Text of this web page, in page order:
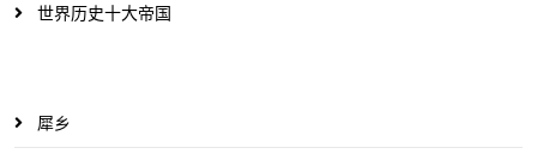
世界历史十大帝国
犀乡